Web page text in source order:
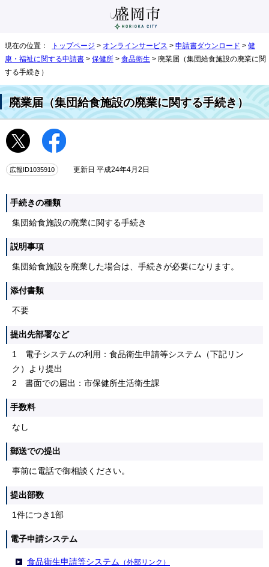
現在の位置： トップページ > オンラインサービス > 申請書ダウンロード > 健
康・福祉に関する申請書 > 保健所 > 食品衛生 > 廃業届（集団給食施設の廃業に関
する手続き）
廃業届（集団給食施設の廃業に関する手続き）
広報ID1035910 更新日 平成24年4月2日
手続きの種類
集団給食施設の廃業に関する手続き
説明事項
集団給食施設を廃業した場合は、手続きが必要になります。
添付書類
不要
提出先部署など
1 電子システムの利用：食品衛生申請等システム（下記リン
ク）より提出
2 書面での届出：市保健所生活衛生課
手数料
なし
郵送での提出
事前に電話で御相談ください。
提出部数
1件につき1部
電子申請システム
食品衛生申請等システム （外部リンク）